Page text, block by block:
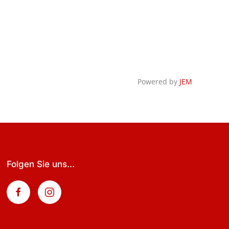
Powered by JEM
Folgen Sie uns...